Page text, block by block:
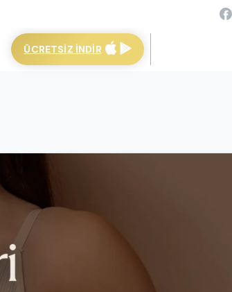
ÜCRETSIZ İNDIR